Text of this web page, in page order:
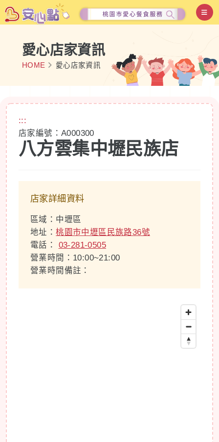
愛心店家資訊
HOME 愛心店家資訊
:::
店家編號：A000300
八方雲集中壢民族店
店家詳細資料
區域：中壢區
地址：桃園市中壢區民族路36號
電話： 03-281-0505
營業時間：10:00~21:00
營業時間備註：